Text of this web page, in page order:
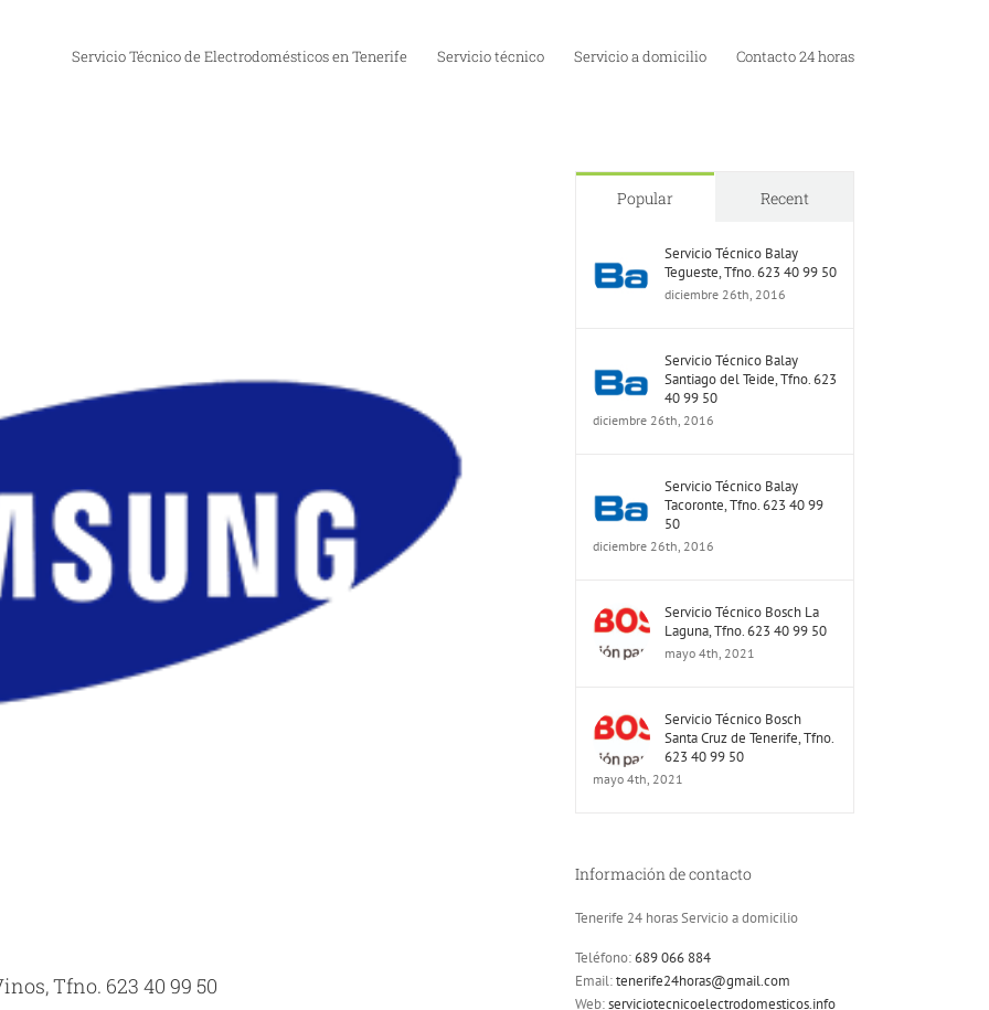
Servicio Técnico de Electrodomésticos en Tenerife Servicio técnico Servicio a domicilio Contacto 24 horas
Tfno. 623 40 99 50
Popular Recent
Servicio Técnico Balay
Tegueste, Tfno. 623 40 99 50
diciembre 26th, 2016
Servicio Técnico Balay
Santiago del Teide, Tfno. 623
40 99 50
diciembre 26th, 2016
Servicio Técnico Balay
Tacoronte, Tfno. 623 40 99
50
diciembre 26th, 2016
Servicio Técnico Bosch La
Laguna, Tfno. 623 40 99 50
mayo 4th, 2021
Servicio Técnico Bosch
Santa Cruz de Tenerife, Tfno.
623 40 99 50
mayo 4th, 2021
Información de contacto
Tenerife 24 horas Servicio a domicilio
Teléfono:689 066 884
Email:tenerife24horas@gmail.com
Web:serviciotecnicoelectrodomesticos.info